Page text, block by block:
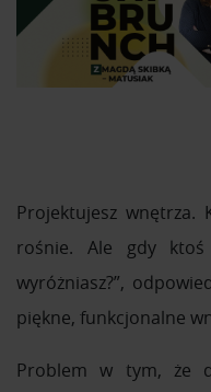
Projektujesz wnętrza.
rośnie. Ale gdy ktoś
wyróżniasz?”,
piękne, funkcjonalne
Problem w tym, że